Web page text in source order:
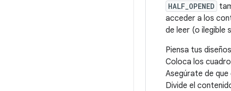
HALF_OPENED
acceder a los
de leer (o ilegible
Piensa tus
Coloca los
Asegúrate de
Divide el